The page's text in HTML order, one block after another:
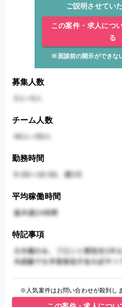
ご説明させてい
この案件・求人につ
る
※面談前の開示ができな
募集人数
チーム人数
勤務時間
平均稼働時間
特記事項
※人気案件はお問い合わせが殺到し